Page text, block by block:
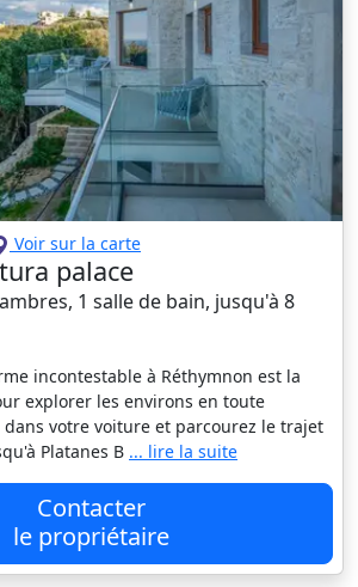
Voir sur la carte
palace
1 salle de bain, jusqu'à 8
incontestable à Réthymnon est la
explorer les environs en toute
votre voiture et parcourez le trajet
Platanes B ... lire la suite
Contacter
le propriétaire